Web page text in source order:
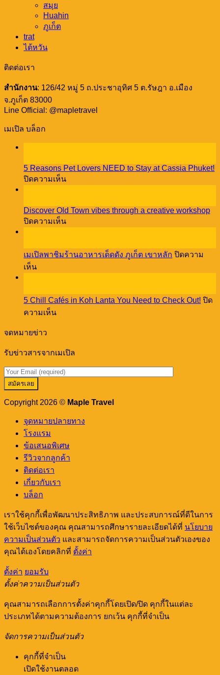
สมุย
Huahin
ภูเก็ต
trat
ไต้หวัน
ติดต่อเรา
สำนักงาน: 126/42 หมู่ 5 ถ.ประชาอุทิศ 5 ต.รัษฎา อ.เมือง
จ.ภูเก็ต 83000
Line Official: @mapletravel
เมเปิล บล็อก
5 Reasons Pet Lovers NEED to Stay at Cassia Phuket!
ปิดความเห็นบน
Pet
Lovers
NEED
at
Cassia
Discover Old Town vibes through a creative workshop
ปิดความเห็นบน
Town
vibes
เมเปิลพาชิมร้านอาหารเด็ดดัง ภูเก็ต เขาหลัก ปิดความ
เห็นบน
พา
ชิม
ร้าน
เด็ด
ภูเก็ต
เขา
หลัก
5 Chill Cafés in Koh Lanta You Need to Check Out! ปิด
ความเห็นบน
Koh
Lanta
You
Check
จดหมายข่าว
รับข่าวสารจากเมเปิล
Copyright 2026 © Maple Travel
จุดหมายปลายทาง
โรงแรม
ข้อเสนอพิเศษ
รีวิวจากลูกค้า
ติดต่อเรา
เกี่ยวกับเรา
บล็อก
เราใช้คุกกี้เพื่อพัฒนาประสิทธิภาพ และประสบการณ์ที่ดีในการ
ใช้เว็บไซต์ของคุณ คุณสามารถศึกษารายละเอียดได้ที่ นโยบาย
ความเป็นส่วนตัว และสามารถจัดการความเป็นส่วนตัวเองของ
คุณได้เองโดยคลิกที่ ตั้งค่า
ตั้งค่า ยอมรับ
ตั้งค่าความเป็นส่วนตัว
คุณสามารถเลือกการตั้งค่าคุกกี้โดยเปิด/ปิด คุกกี้ในแต่ละ
ประเภทได้ตามความต้องการ ยกเว้น คุกกี้ที่จำเป็น
จัดการความเป็นส่วนตัว
คุกกี้ที่จำเป็น
เปิดใช้งานตลอด